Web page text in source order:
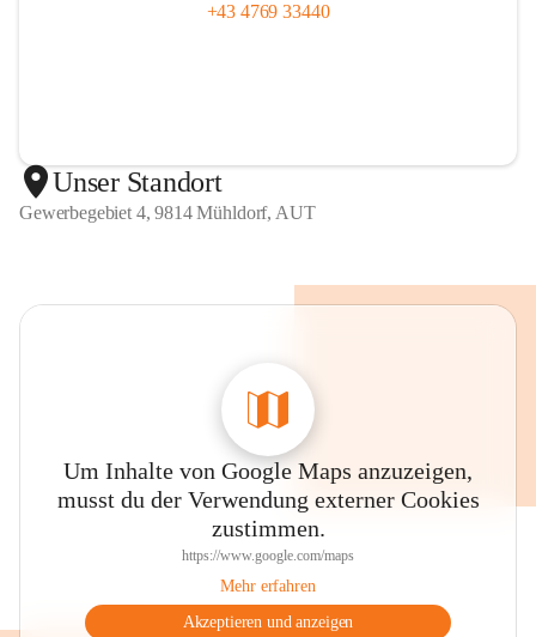
+43 4769 33440
Unser Standort
Gewerbegebiet 4, 9814 Mühldorf, AUT
Um Inhalte von Google Maps anzuzeigen,
musst du der Verwendung externer Cookies
zustimmen.
https://www.google.com/maps
Mehr erfahren
Akzeptieren und anzeigen